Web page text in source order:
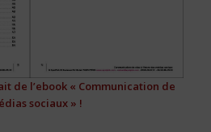
de l’ebook « Communication de
sociaux » !